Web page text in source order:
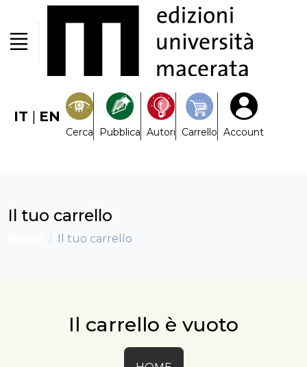
IT | EN
Cerca Pubblica Autori Carrello Account
Il tuo carrello
Il tuo carrello
Il carrello è vuoto